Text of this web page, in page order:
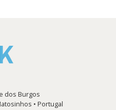
dos Burgos
• Portugal